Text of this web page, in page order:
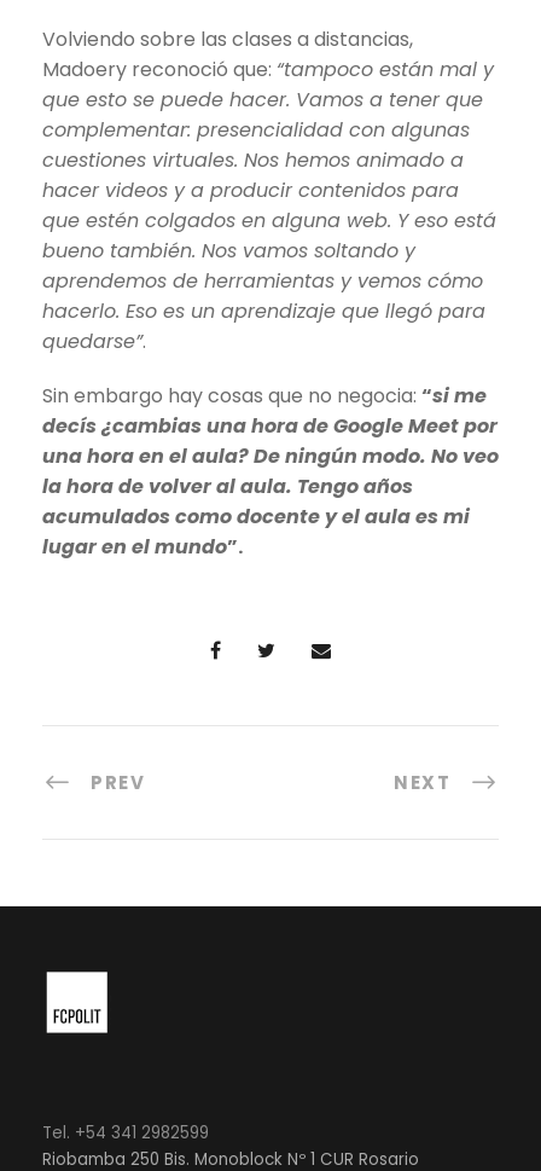
Volviendo sobre las clases a distancias,
Madoery reconoció que: “tampoco están mal y
que esto se puede hacer. Vamos a tener que
complementar: presencialidad con algunas
cuestiones virtuales. Nos hemos animado a
hacer videos y a producir contenidos para
que estén colgados en alguna web. Y eso está
bueno también. Nos vamos soltando y
aprendemos de herramientas y vemos cómo
hacerlo. Eso es un aprendizaje que llegó para
quedarse”.
Sin embargo hay cosas que no negocia: “si me
decís ¿cambias una hora de Google Meet por
una hora en el aula? De ningún modo. No veo
la hora de volver al aula. Tengo años
acumulados como docente y el aula es mi
lugar en el mundo”.
PREV NEXT
Tel. +54 341 2982599
Riobamba 250 Bis. Monoblock Nº 1 CUR Rosario